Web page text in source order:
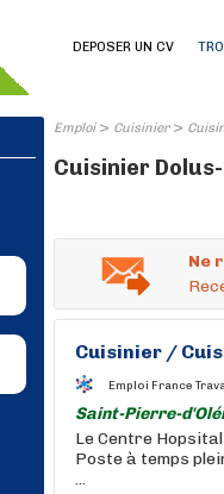
DEPOSER UN CV
Emploi> Cuisinier>
Cuisinier
Ne
Cuisinier /
Emploi France
Saint-Pierre-
Le Centre
Poste à temps
...